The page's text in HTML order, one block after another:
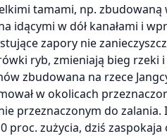
tamami, np. zbudowaną
w dół kanałami i
zapory nie
ryb, zmieniają bieg rzeki
zbudowana na rzece
w okolicach
przeznaczonym do
proc. zużycia, dziś